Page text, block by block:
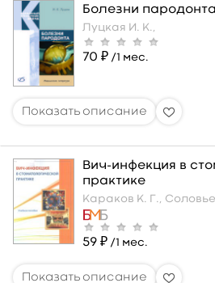
Болезни пародонта
Луцкая И. К.,
70 ₽ /1 мес.
Вич-инфекция в
практике
Караков К. Г.,
59 ₽ /1 мес.